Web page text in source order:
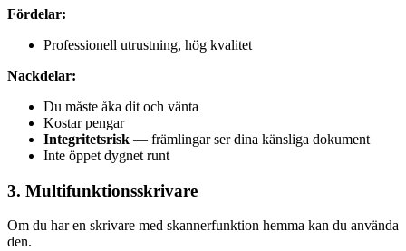
Fördelar:
Professionell utrustning, hög kvalitet
Nackdelar:
Du måste åka dit och vänta
Kostar pengar
Integritetsrisk — främlingar ser dina känsliga dokument
Inte öppet dygnet runt
3. Multifunktionsskrivare
Om du har en skrivare med skannerfunktion hemma kan du använda
den.